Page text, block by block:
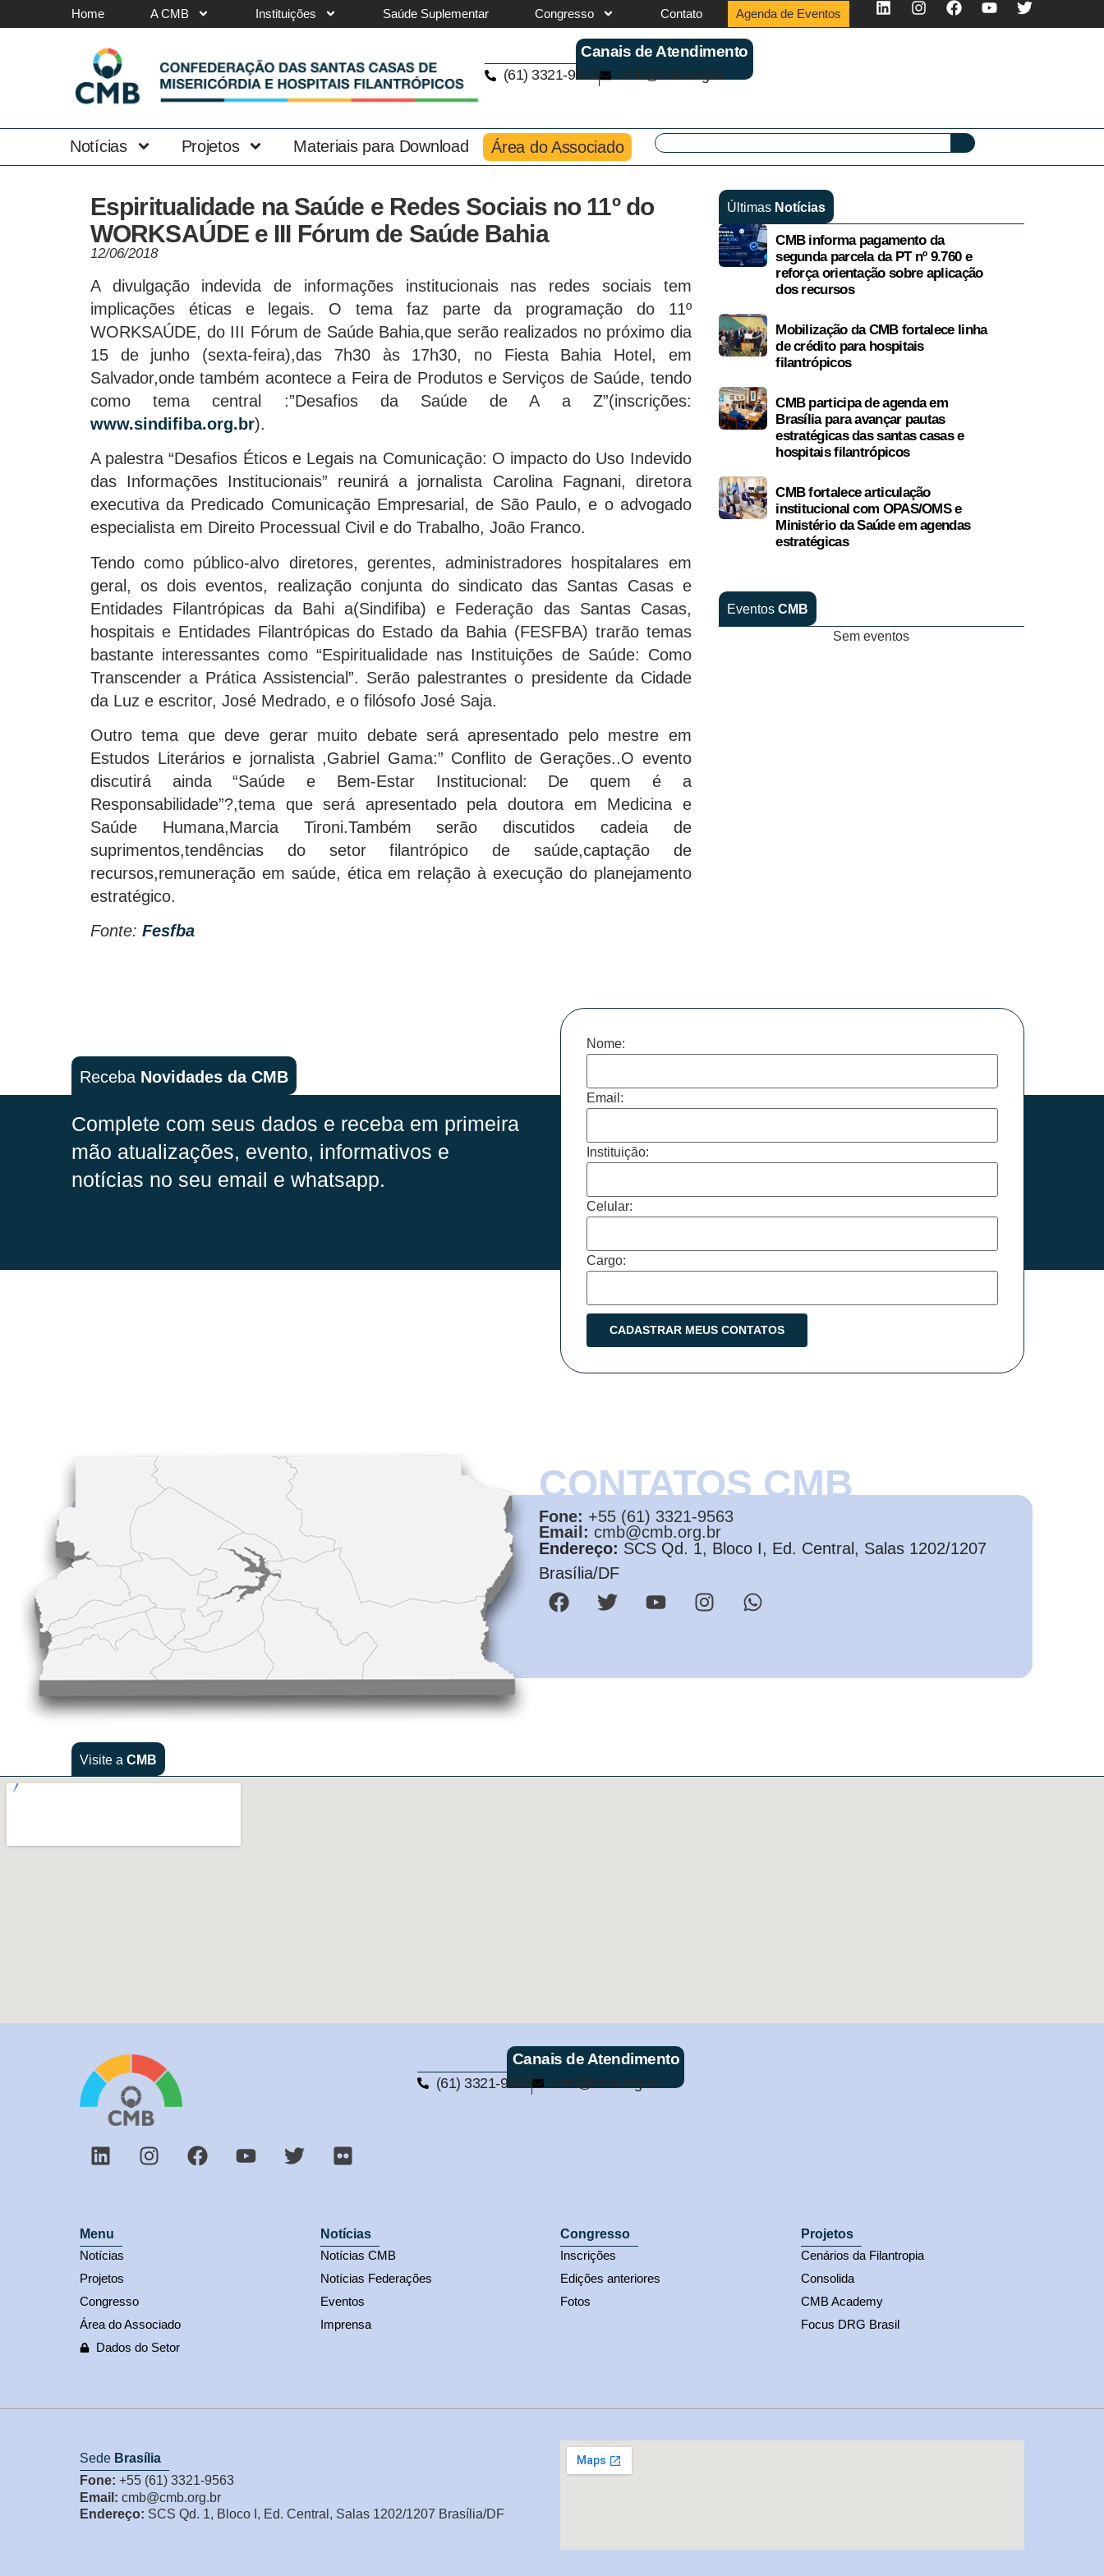
Home A CMB Instituições Saúde Suplementar Congresso Contato Agenda de Eventos
Canais de Atendimento
(61) 3321-9563 cmb@cmb.org.br
Notícias Projetos Materiais para Download Área do Associado
Espiritualidade na Saúde e Redes Sociais no 11º do
WORKSAÚDE e III Fórum de Saúde Bahia
12/06/2018
A divulgação indevida de informações institucionais nas redes sociais tem
implicações éticas e legais. O tema faz parte da programação do 11º
WORKSAÚDE, do III Fórum de Saúde Bahia,que serão realizados no próximo dia
15 de junho (sexta-feira),das 7h30 às 17h30, no Fiesta Bahia Hotel, em
Salvador,onde também acontece a Feira de Produtos e Serviços de Saúde, tendo
como tema central :”Desafios da Saúde de A a Z”(inscrições:
www.sindifiba.org.br).
A palestra “Desafios Éticos e Legais na Comunicação: O impacto do Uso Indevido
das Informações Institucionais” reunirá a jornalista Carolina Fagnani, diretora
executiva da Predicado Comunicação Empresarial, de São Paulo, e o advogado
especialista em Direito Processual Civil e do Trabalho, João Franco.
Tendo como público-alvo diretores, gerentes, administradores hospitalares em
geral, os dois eventos, realização conjunta do sindicato das Santas Casas e
Entidades Filantrópicas da Bahi a(Sindifiba) e Federação das Santas Casas,
hospitais e Entidades Filantrópicas do Estado da Bahia (FESFBA) trarão temas
bastante interessantes como “Espiritualidade nas Instituições de Saúde: Como
Transcender a Prática Assistencial”. Serão palestrantes o presidente da Cidade
da Luz e escritor, José Medrado, e o filósofo José Saja.
Outro tema que deve gerar muito debate será apresentado pelo mestre em
Estudos Literários e jornalista ,Gabriel Gama:” Conflito de Gerações..O evento
discutirá ainda “Saúde e Bem-Estar Institucional: De quem é a
Responsabilidade”?,tema que será apresentado pela doutora em Medicina e
Saúde Humana,Marcia Tironi.Também serão discutidos cadeia de
suprimentos,tendências do setor filantrópico de saúde,captação de
recursos,remuneração em saúde, ética em relação à execução do planejamento
estratégico.
Fonte: Fesfba
Últimas Notícias
CMB informa pagamento da
segunda parcela da PT nº 9.760 e
reforça orientação sobre aplicação
dos recursos
Mobilização da CMB fortalece linha
de crédito para hospitais
filantrópicos
CMB participa de agenda em
Brasília para avançar pautas
estratégicas das santas casas e
hospitais filantrópicos
CMB fortalece articulação
institucional com OPAS/OMS e
Ministério da Saúde em agendas
estratégicas
Eventos CMB
Sem eventos
Receba Novidades da CMB
Complete com seus dados e receba em primeira
mão atualizações, evento, informativos e
notícias no seu email e whatsapp.
Nome:
Email:
Instituição:
Celular:
Cargo:
CONTATOS CMB
Fone: +55 (61) 3321-9563
Email: cmb@cmb.org.br
Endereço: SCS Qd. 1, Bloco I, Ed. Central, Salas 1202/1207
Brasília/DF
Visite a CMB
Canais de Atendimento
(61) 3321-9563 cmb@cmb.org.br
Menu
Notícias
Projetos
Congresso
Área do Associado
Dados do Setor
Notícias
Notícias CMB
Notícias Federações
Eventos
Imprensa
Congresso
Inscrições
Edições anteriores
Fotos
Projetos
Cenários da Filantropia
Consolida
CMB Academy
Focus DRG Brasil
Sede Brasília
Fone: +55 (61) 3321-9563
Email: cmb@cmb.org.br
Endereço: SCS Qd. 1, Bloco I, Ed. Central, Salas 1202/1207 Brasília/DF